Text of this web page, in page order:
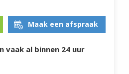
Maak een afspraak
vaak al binnen 24 uur